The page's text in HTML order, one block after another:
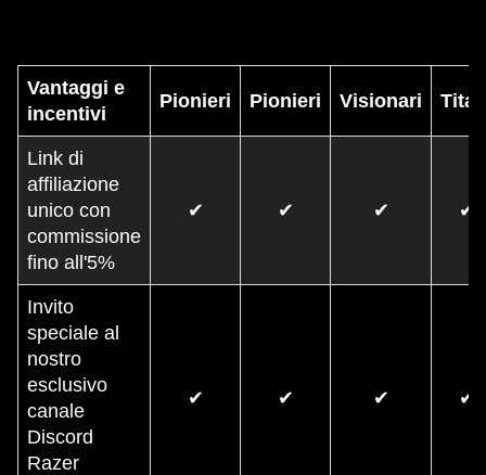
Vantaggi e
incentivi
Pionieri Pionieri Visionari
Link di
affiliazione
unico con
commissione
fino all'5%
✔ ✔ ✔ ✔
Invito
speciale al
nostro
esclusivo
canale
Discord
Razer
✔ ✔ ✔ ✔